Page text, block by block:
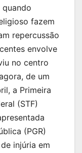
quando
fazem
repercussão
envolve
no centro
de um
a Primeira
(STF)
(PGR)
injúria em